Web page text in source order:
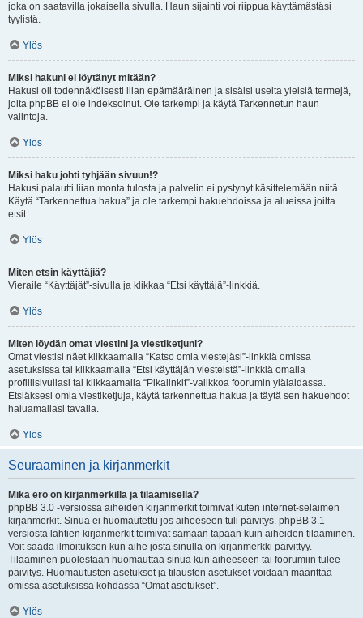
joka on saatavilla jokaisella sivulla. Haun sijainti voi riippua käyttämästäsi
tyylistä.
Ylös
Miksi hakuni ei löytänyt mitään?
Hakusi oli todennäköisesti liian epämääräinen ja sisälsi useita yleisiä termejä,
joita phpBB ei ole indeksoinut. Ole tarkempi ja käytä Tarkennetun haun
valintoja.
Ylös
Miksi haku johti tyhjään sivuun!?
Hakusi palautti liian monta tulosta ja palvelin ei pystynyt käsittelemään niitä.
Käytä “Tarkennettua hakua” ja ole tarkempi hakuehdoissa ja alueissa joilta
etsit.
Ylös
Miten etsin käyttäjiä?
Vieraile “Käyttäjät”-sivulla ja klikkaa “Etsi käyttäjä”-linkkiä.
Ylös
Miten löydän omat viestini ja viestiketjuni?
Omat viestisi näet klikkaamalla “Katso omia viestejäsi”-linkkiä omissa
asetuksissa tai klikkaamalla “Etsi käyttäjän viesteistä”-linkkiä omalla
profiilisivullasi tai klikkaamalla “Pikalinkit”-valikkoa foorumin ylälaidassa.
Etsiäksesi omia viestiketjuja, käytä tarkennettua hakua ja täytä sen hakuehdot
haluamallasi tavalla.
Ylös
Seuraaminen ja kirjanmerkit
Mikä ero on kirjanmerkillä ja tilaamisella?
phpBB 3.0 -versiossa aiheiden kirjanmerkit toimivat kuten internet-selaimen
kirjanmerkit. Sinua ei huomautettu jos aiheeseen tuli päivitys. phpBB 3.1 -
versiosta lähtien kirjanmerkit toimivat samaan tapaan kuin aiheiden tilaaminen.
Voit saada ilmoituksen kun aihe josta sinulla on kirjanmerkki päivittyy.
Tilaaminen puolestaan huomauttaa sinua kun aiheeseen tai foorumiin tulee
päivitys. Huomautusten asetukset ja tilausten asetukset voidaan määrittää
omissa asetuksissa kohdassa “Omat asetukset”.
Ylös